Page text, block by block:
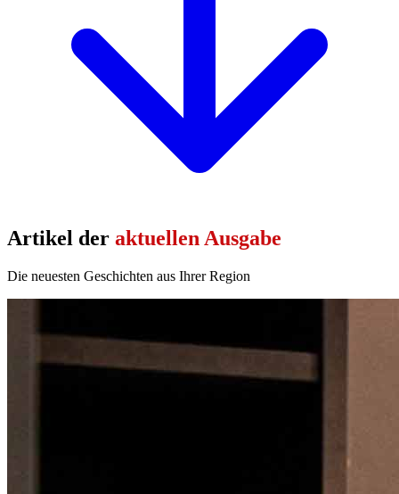
Artikel der aktuellen Ausgabe
Die neuesten Geschichten aus Ihrer Region